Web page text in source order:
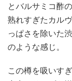
とバルサミコ酢
熟れすぎたカル
っぱさを除いた
のような感じ。
この樽を吸いす